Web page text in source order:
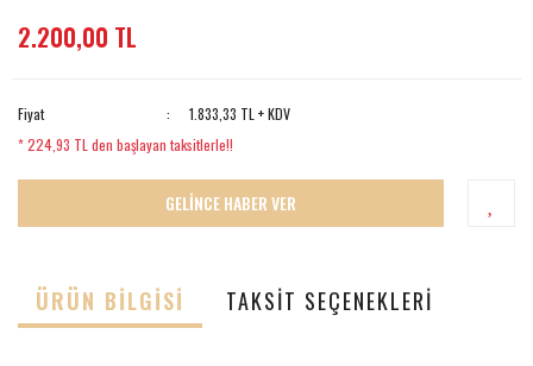
2.200,00 TL
Fiyat
1.833,33 TL + KDV
* 224,93 TL den başlayan taksitlerle!!
GELİNCE HABER VER
ÜRÜN BILGISI TAKSIT SEÇENEKLERI